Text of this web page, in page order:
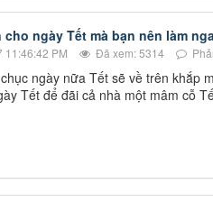
cho ngày Tết mà bạn nên làm
11:46:42 PM Đã xem: 5314
ngày nữa Tết sẽ về trên khắp
Tết để đãi cả nhà một mâm cỗ